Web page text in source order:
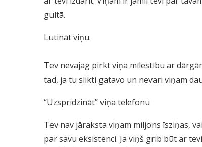
gultā.
Lutināt viņu.
Tev nevajag pirkt viņa mīlestību ar
tad, ja tu slikti gatavo un nevari viņam
“Uzspridzināt” viņa telefonu
Tev nav jāraksta viņam miljons īsziņas,
par savu eksistenci. Ja viņš grib būt ar